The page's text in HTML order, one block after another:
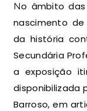
No âmbito das comemorações do centenário do
nascimento de
da história
Secundária
a exposição
disponibilizada
Barroso, em